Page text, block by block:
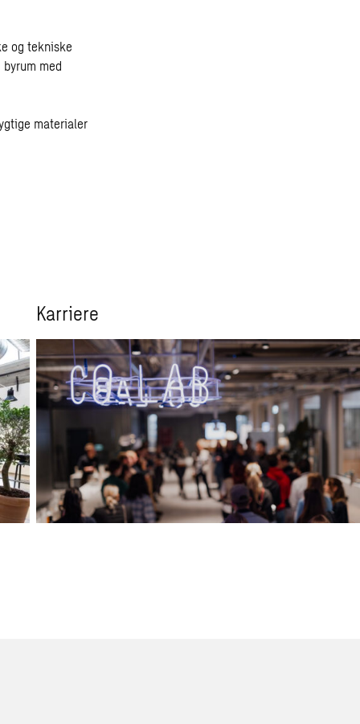
og tekniske
med
materialer
Karriere